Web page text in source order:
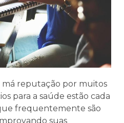
reputação por muitos
para a saúde estão cada
frequentemente são
suas